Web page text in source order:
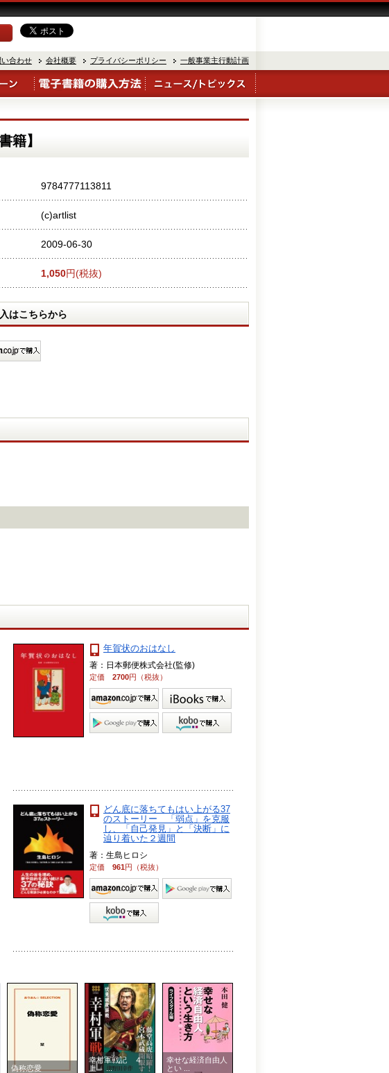
い合わせ 会社概要 プライバシーポリシー 一般事業主行動計画
籍】
9784777113811
(c)artlist
2009-06-30
1,050円(税抜)
はこちらから
年賀状のおはなし
著：日本郵便株式会社(監修)
定価 2700円（税抜）
どん底に落ちてもはい上がる37
のストーリー 「弱点」を克服
し、「自己発見」と「決断」に
辿り着いた２週間
著：生島ヒロシ
定価 961円（税抜）
偽称恋愛
幸村軍戦記 ４
上 ...
幸せな経済自由人
とい ...